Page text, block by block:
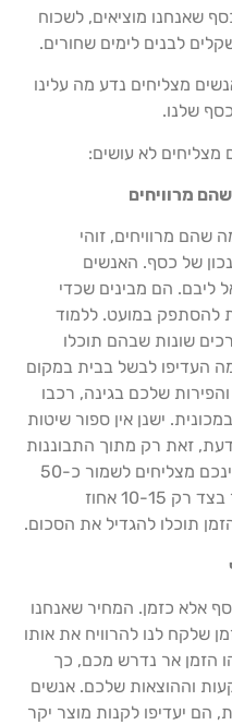
שאנחנו מוציאים, לשכוח
לבנים לימים שחורים.
מצליחים נדע מה עלינו
שלנו.
שהם מרוויחים, זוהי
נכון של כסף. האנשים
ליבם. הם מבינים שכדי
להסתפק במועט. ללמוד
שונות שבהם תוכלו
העדיפו לבשל בבית במקום
שלכם בגינה, רכבו
ישנן אין ספור שיטות
זאת רק מתוך התבוננות
אובייקטיבית על אורך חייכם. אם אינכם מצליחים לשמור כ-50
אחוז מההכנסות שלכם נסו לשמור בצד רק 10-15 אחוז
תוכלו להגדיל את הסכום.
אלא כזמן. המחיר שאנחנו
שלקח לנו להרוויח את אותו
הזמן אר נדרש מכם, כך
וההוצאות שלכם. אנשים
הם יעדיפו לקנות מוצר יקר